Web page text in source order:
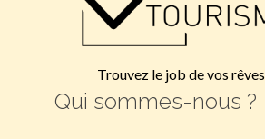
Trouvez le job de vos rêves
Qui sommes-nous ?